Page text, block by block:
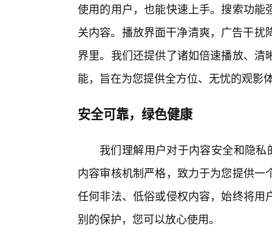
使用的用户，也能快速上手。搜索功
关内容。播放界面干净清爽，广告干
界里。我们还提供了诸如倍速播放、
能，旨在为您提供全方位、无忧的观影
安全可靠，绿色健康
我们理解用户对于内容安全和隐
内容审核机制严格，致力于为您提供
任何非法、低俗或侵权内容，始终将
别的保护，您可以放心使用。